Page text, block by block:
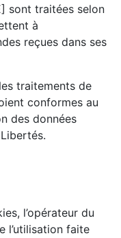
sont traitées selon
à
reçues dans ses
les traitements de
conformes au
des données
l’opérateur du
l’utilisation faite